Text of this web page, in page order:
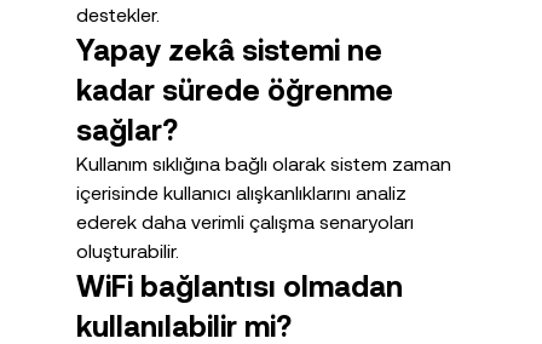
destekler.
Yapay zekâ sistemi ne
kadar sürede öğrenme
sağlar?
Kullanım sıklığına bağlı olarak sistem zaman
içerisinde kullanıcı alışkanlıklarını analiz
ederek daha verimli çalışma senaryoları
oluşturabilir.
WiFi bağlantısı olmadan
kullanılabilir mi?